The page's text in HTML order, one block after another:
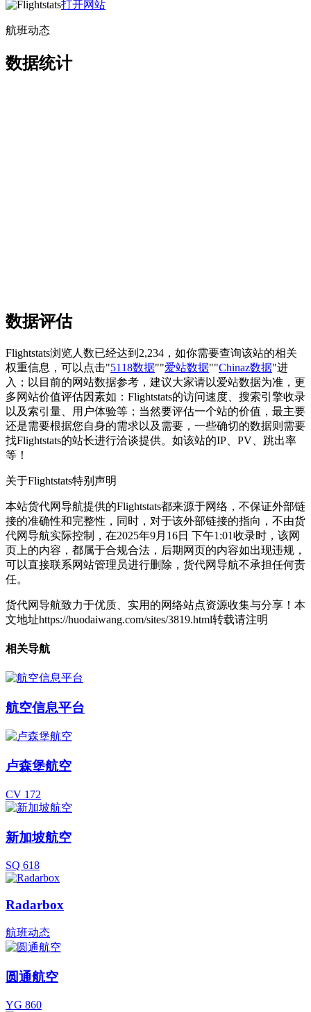
打开网站
航班动态
数据统计
数据评估
Flightstats浏览人数已经达到2,234，如你需要查询该站的相关
权重信息，可以点击"5118数据""爱站数据""Chinaz数据"进
入；以目前的网站数据参考，建议大家请以爱站数据为准，更
多网站价值评估因素如：Flightstats的访问速度、搜索引擎收录
以及索引量、用户体验等；当然要评估一个站的价值，最主要
还是需要根据您自身的需求以及需要，一些确切的数据则需要
找Flightstats的站长进行洽谈提供。如该站的IP、PV、跳出率
等！
关于Flightstats特别声明
本站货代网导航提供的Flightstats都来源于网络，不保证外部链
接的准确性和完整性，同时，对于该外部链接的指向，不由货
代网导航实际控制，在2025年9月16日 下午1:01收录时，该网
页上的内容，都属于合规合法，后期网页的内容如出现违规，
可以直接联系网站管理员进行删除，货代网导航不承担任何责
任。
货代网导航致力于优质、实用的网络站点资源收集与分享！ 本
文地址https://huodaiwang.com/sites/3819.html转载请注明
相关导航
航空信息平台
卢森堡航空
CV 172
新加坡航空
SQ 618
Radarbox
航班动态
圆通航空
YG 860